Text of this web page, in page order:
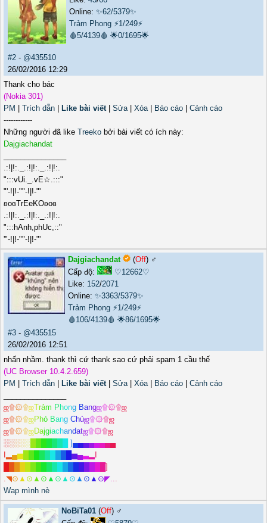
Online: ✨62/5379✨
Trảm Phong ⚡1/249⚡
🩸5/4139🩸 🌟0/1695🌟
#2 - @435510
26/02/2016 12:29
Thank cho bác
(Nokia 301)
PM
Trích dẫn Like bài viết| Sửa| Xóa| Báo cáo
Cảnh cáo
------------
Những người đã like Treeko bởi bài viết có ích này:
Dajgiachandat
.:!|!:._.:!|!:._.:!|!:.
":::vUi._.vE☆.:::"
"'-!|!-""-!|!-"'
ʚoɞTrEeKOʚoɞ
.:!|!:._.:!|!:._.:!|!:.
":::hAnh,phUc,::"
'"-!|!-""-!|!-"'
Dajgiachandat (Off) ♂️
Cấp độ:
♡12662♡
Like: 152/2071
Online: ✨3363/5379✨
Trảm Phong ⚡1/249⚡
🩸106/4139🩸 🌟86/1695🌟
#3 - @435515
26/02/2016 12:51
nhấn nhầm. thank thì cứ thank sao cứ phải spam 1 cầu thế
(UC Browser 10.4.2.659)
PM
Trích dẫn Like bài viết| Sửa| Xóa| Báo cáo
Cảnh cáo
ஜ۩۞۩ஜTrảm P hong Bangஜ۩۞۩ஜ
ஜ۩۞۩ஜP hó Bang Chủஜ۩۞۩ஜ
ஜ۩۞۩ஜDajgiac handatஜ۩۞۩ஜ
░░░░░ ]▄▄▄▄▄▄▄▄
▂▄▅ ▅▄▃▂
]
.◥⊙ ▲ ⊙ ▲ ⊙ ▲ ⊙ ▲ ⊙ ▲ ⊙ ▲ ⊙◤...
Wap mình nè
NoBiTa01 (Off) ♂️